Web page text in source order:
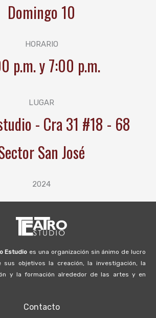
Domingo 10
HORARIO
p.m. y 7:00 p.m.
LUGAR
- Cra 31 #18 - 68
San José
2024
Estudio es una organización sin ánimo de lucro
objetivos la creación, la investigación, la
y la formación alrededor de las artes y en
Contacto